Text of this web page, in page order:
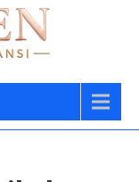
Bakıcı,